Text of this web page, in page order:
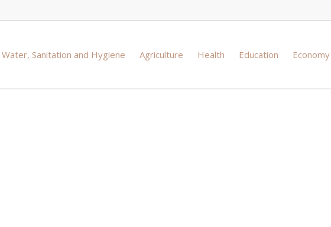
Water, Sanitation and Hygiene Agriculture Health Education Economy